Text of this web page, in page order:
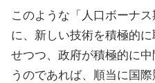
このような「人口ボーナ
に、新しい技術を積極的
せつつ、政府が積極的に
うのであれば、順当に国